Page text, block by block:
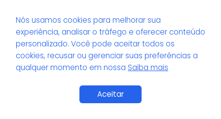
Nós usamos cookies para melhorar sua
experiência, analisar o tráfego e oferecer conteúdo
personalizado. Você pode aceitar todos os
cookies, recusar ou gerenciar suas preferências a
qualquer momento em nossa Saiba mais
AceitarSaiba Mais